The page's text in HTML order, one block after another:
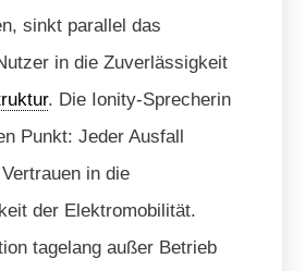
sinkt parallel das
in die Zuverlässigkeit
. Die Ionity-Sprecherin
Punkt: Jeder Ausfall
in die
der Elektromobilität.
tagelang außer Betrieb